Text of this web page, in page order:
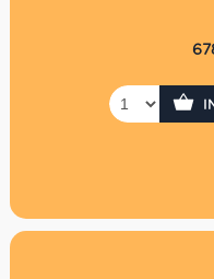
Der Gutschein
fallen daher
P.S. Hast Du es
unseren Supermercati,